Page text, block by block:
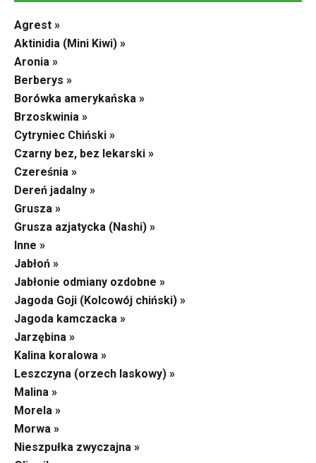
Agrest »
Aktinidia (Mini Kiwi) »
Aronia »
Berberys »
Borówka amerykańska »
Brzoskwinia »
Cytryniec Chiński »
Czarny bez, bez lekarski »
Czereśnia »
Dereń jadalny »
Grusza »
Grusza azjatycka (Nashi) »
Inne »
Jabłoń »
Jabłonie odmiany ozdobne »
Jagoda Goji (Kolcowój chiński) »
Jagoda kamczacka »
Jarzębina »
Kalina koralowa »
Leszczyna (orzech laskowy) »
Malina »
Morela »
Morwa »
Nieszpułka zwyczajna »